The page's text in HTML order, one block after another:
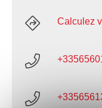
Calculez